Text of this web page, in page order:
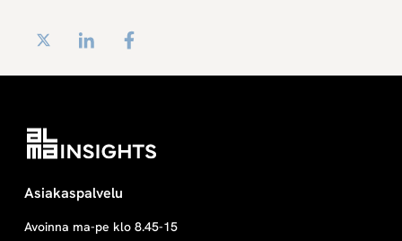
Twitter LinkedIn
Asiakaspalvelu
Avoinna ma-pe klo 8.45-15